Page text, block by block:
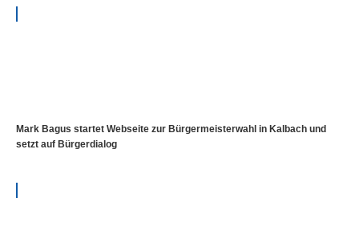
Mark Bagus startet Webseite zur Bürgermeisterwahl in Kalbach und
setzt auf Bürgerdialog